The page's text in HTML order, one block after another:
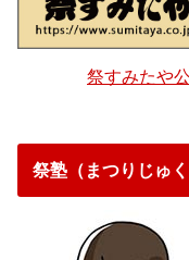
祭すみたや
祭塾（まつりじゅ